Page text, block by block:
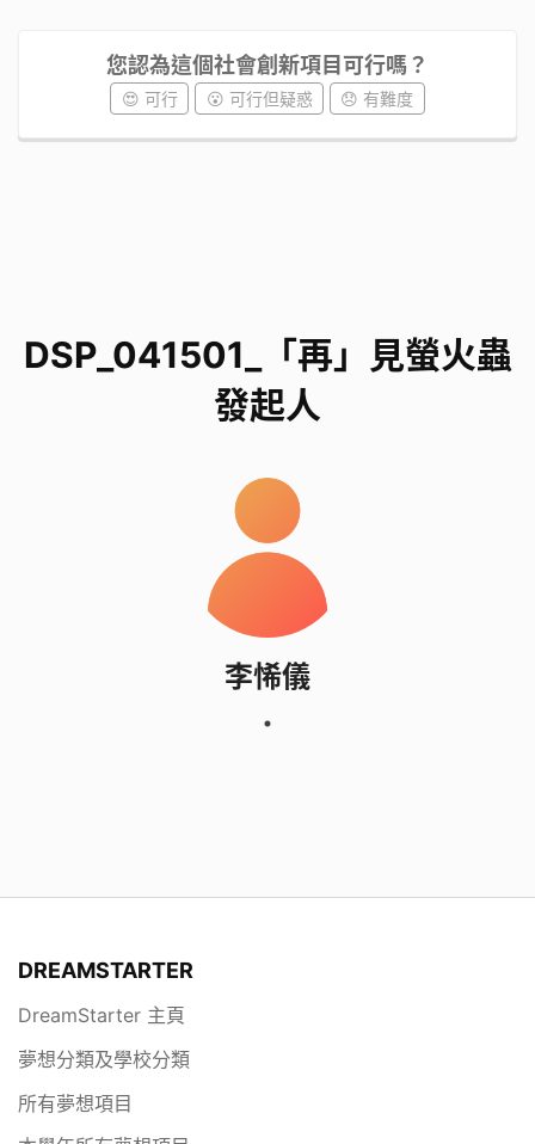
您認為這個社會創新項目可行嗎？
😍 可行 😮 可行但疑惑 😞 有難度
DSP_041501_「再」見螢火蟲
發起人
李悕儀
DREAMSTARTER
DreamStarter 主頁
夢想分類及學校分類
所有夢想項目